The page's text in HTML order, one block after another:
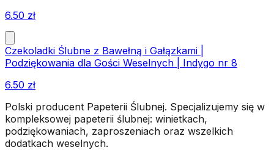
6.50 zł
Czekoladki Ślubne z Bawełną i Gałązkami |
Podziękowania dla Gości Weselnych | Indygo nr 8
6.50 zł
Polski producent Papeterii Ślubnej. Specjalizujemy się w
kompleksowej papeterii ślubnej: winietkach,
podziękowaniach, zaproszeniach oraz wszelkich
dodatkach weselnych.